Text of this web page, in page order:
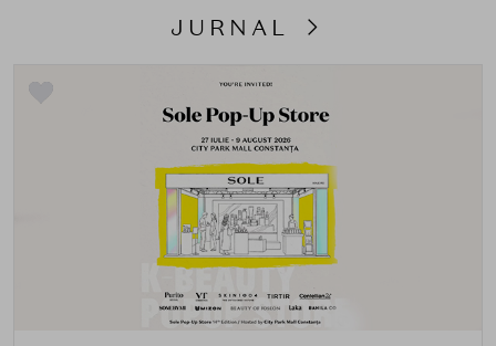
JURNAL